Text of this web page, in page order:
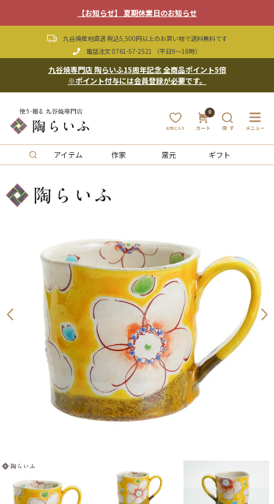
【お知らせ】 夏期休業日のお知らせ
九谷焼産地直送 税込5,500円以上のお買い物で送料無料です
電話注文 0761-57-2521 （平日9〜18時）
九谷焼専門店 陶らいふ15周年記念 全商品ポイント5倍
※ポイント付与には会員登録が必要です。
0
アイテム 作家 窯元 ギフト